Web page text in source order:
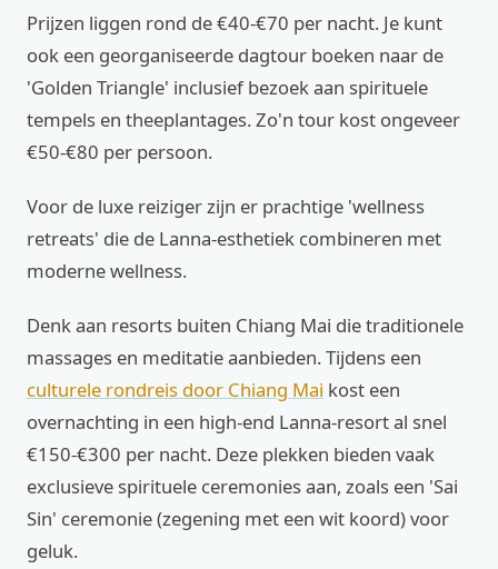
Prijzen liggen rond de €40-€70 per nacht. Je kunt
ook een georganiseerde dagtour boeken naar de
'Golden Triangle' inclusief bezoek aan spirituele
tempels en theeplantages. Zo'n tour kost ongeveer
€50-€80 per persoon.
Voor de luxe reiziger zijn er prachtige 'wellness
retreats' die de Lanna-esthetiek combineren met
moderne wellness.
Denk aan resorts buiten Chiang Mai die traditionele
massages en meditatie aanbieden. Tijdens een
culturele rondreis door Chiang Mai kost een
overnachting in een high-end Lanna-resort al snel
€150-€300 per nacht. Deze plekken bieden vaak
exclusieve spirituele ceremonies aan, zoals een 'Sai
Sin' ceremonie (zegening met een wit koord) voor
geluk.